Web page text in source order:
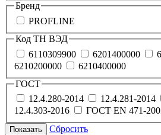
Бренд
PROFLINE
Код ТН ВЭД
6110309900
6201400000
6210200000
6210400000
ГОСТ
12.4.280-2014
12.4.281-2014
12.4.303-2016
ГОСТ EN 471-
Показать
Сбросить